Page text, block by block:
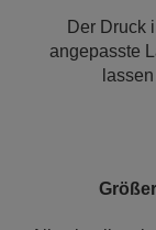
Der Druck
angepasste